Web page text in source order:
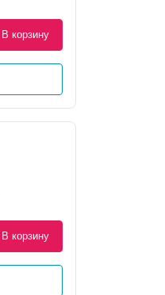
В корзину
В корзину